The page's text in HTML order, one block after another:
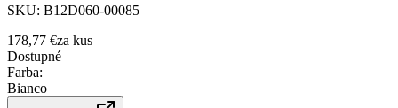
SKU: B12D060-00085
178,77 €za kus
Dostupné
Farba:
Bianco